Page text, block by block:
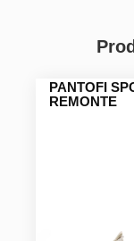
PANTOFI
REMONTE